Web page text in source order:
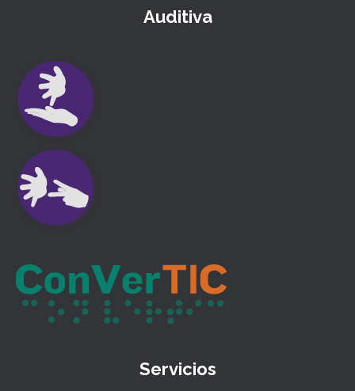
Auditiva
Servicios